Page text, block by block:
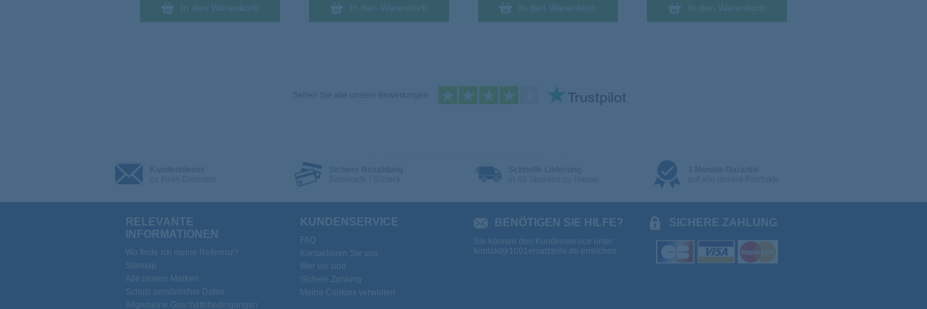
In den Warenkorb In den Warenkorb In den Warenkorb In den Warenkorb
Sehen Sie alle unsere Bewertungen
RELEVANTE
INFORMATIONEN
Wo finde ich meine Referenz?
Sitemap
Alle unsere Marken
Schutz persönlicher Daten
Allgemeine Geschäftsbedingungen
KUNDENSERVICE
FAQ
Kontaktieren Sie uns
Wer wir sind
Sichere Zahlung
Meine Cookies verwalten
BENÖTIGEN SIE HILFE?
Sie können den Kundenservice unter
kontakt@1001ersatzteile.de erreichen.
SICHERE ZAHLUNG